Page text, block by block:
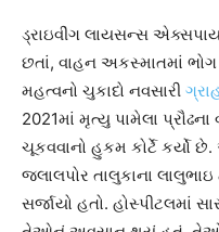
ડ્રાઇવીંગ લાયસન્સ
છતાં, વાહન અકસ્માતમાં
મહત્વનો ચુકાદો નવસારી
2021માં મૃત્યુ પામેલા
ચૂકવવાનો હુકમ કોર્ટે કર્યો
જલાલપોર તાલુકાના
સર્જાયો હતો. હોસ્પીટલમાં